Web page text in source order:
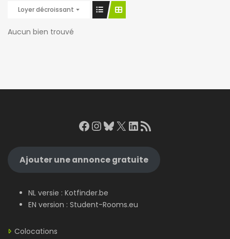
Loyer décroissant
Aucun bien trouvé
Facebook
Instagram
Bluesky
X LinkedIn
RSS Feed
Ajouter une annonce gratuite
NL versie : Kotfinder.be
EN version : Student-Rooms.eu
Colocations